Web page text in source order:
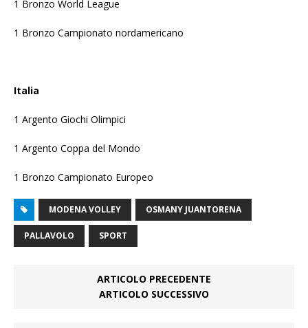
1 Bronzo World League
1 Bronzo Campionato nordamericano
Italia
1 Argento Giochi Olimpici
1 Argento Coppa del Mondo
1 Bronzo Campionato Europeo
MODENA VOLLEY OSMANY JUANTORENA
PALLAVOLO SPORT
ARTICOLO PRECEDENTE
ARTICOLO SUCCESSIVO